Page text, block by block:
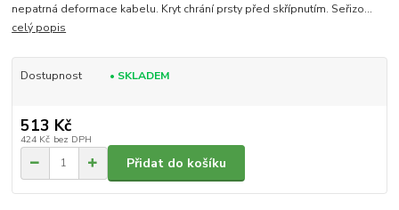
nepatrná deformace kabelu. Kryt chrání prsty před skřípnutím. Seřizo...
celý popis
Dostupnost • SKLADEM
513 Kč
424 Kč bez DPH
Přidat do košíku